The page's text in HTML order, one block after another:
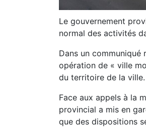
Le gouvernement
normal des activités
Dans un communiqué
opération de « ville
du territoire de la ville.
Face aux appels à la
provincial a mis en
que des dispositions